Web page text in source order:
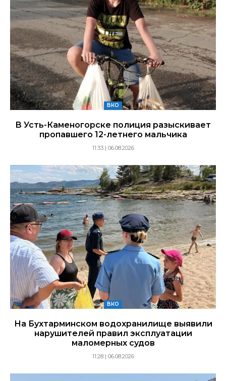
ВКО
В Усть-Каменогорске полиция разыскивает
пропавшего 12-летнего мальчика
11:33 | 06.08.2026
ВКО
На Бухтарминском водохранилище выявили
нарушителей правил эксплуатации
маломерных судов
11:28 | 06.08.2026